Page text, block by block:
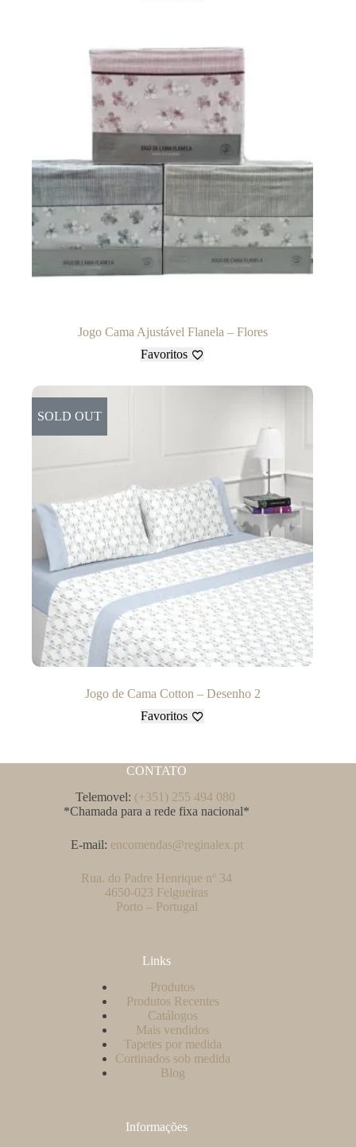
Jogo Cama Ajustável Flanela – Flores
Favoritos
SOLD OUT
Jogo de Cama Cotton – Desenho 2
Favoritos
CONTATO
Telemovel: (+351) 255 494 080
*Chamada para a rede fixa nacional*
E-mail: encomendas@reginalex.pt
Rua. do Padre Henrique nº 34
4650-023 Felgueiras
Porto – Portugal
Links
Produtos
Produtos Recentes
Catálogos
Mais vendidos
Tapetes por medida
Cortinados sob medida
Blog
Informações